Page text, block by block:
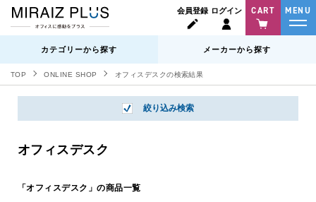
会員登録 ログイン MENU
CART
カテゴリーから探す メーカーから探す
TOP ONLINE SHOP オフィスデスクの検索結果
絞り込み検索
オフィスデスク
「オフィスデスク」の商品一覧